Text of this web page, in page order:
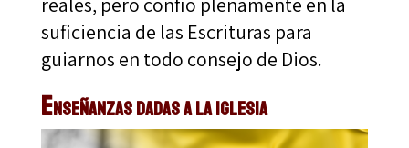
suficiencia de las Escrituras para
guiarnos en todo consejo de Dios.
Enseñanzas dadas a la iglesia